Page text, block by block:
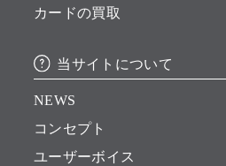
カードの買取
当サイトについて
NEWS
コンセプト
ユーザーボイス